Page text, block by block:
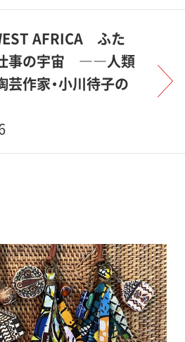
AFRICA ふた
仕事の宇宙 ――人類
芸作家・小川待子の